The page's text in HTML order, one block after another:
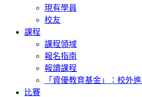
現有學員
校友
課程
課程領域
報名指南
報讀課程
「資優教育基金」：校外
比賽